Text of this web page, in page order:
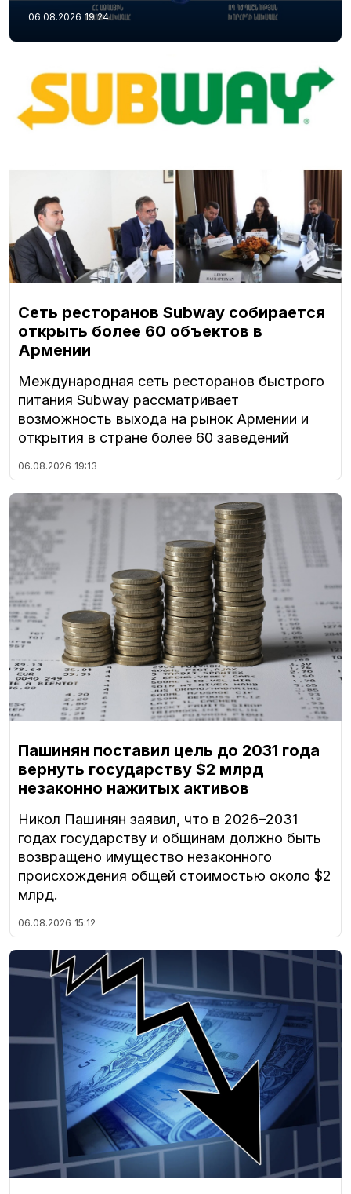
06.08.2026 19:24
Сеть ресторанов Subway собирается
открыть более 60 объектов в
Армении
Международная сеть ресторанов быстрого
питания Subway рассматривает
возможность выхода на рынок Армении и
открытия в стране более 60 заведений
06.08.2026 19:13
Пашинян поставил цель до 2031 года
вернуть государству $2 млрд
незаконно нажитых активов
Никол Пашинян заявил, что в 2026–2031
годах государству и общинам должно быть
возвращено имущество незаконного
происхождения общей стоимостью около $2
млрд.
06.08.2026 15:12